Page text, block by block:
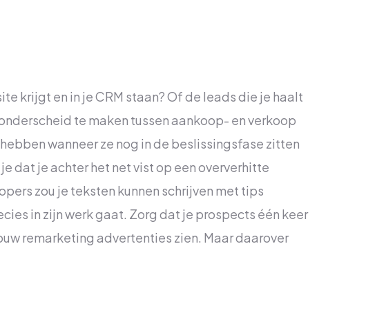
krijgt en in je CRM staan? Of de leads die je haalt
te maken tussen aankoop- en verkoop
wanneer ze nog in de beslissingsfase zitten
dat je achter het net vist op een oververhitte
zou je teksten kunnen schrijven met tips
in zijn werk gaat. Zorg dat je prospects één keer
remarketing advertenties zien. Maar daarover